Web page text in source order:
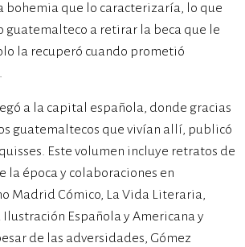
bohemia que lo caracterizaría, lo que
guatemalteco a retirar la beca que le
la recuperó cuando prometió
a la capital española, donde gracias
guatemaltecos que vivían allí, publicó
Este volumen incluye retratos de
la época y colaboraciones en
Madrid Cómico, La Vida Literaria,
Ilustración Española y Americana y
de las adversidades, Gómez